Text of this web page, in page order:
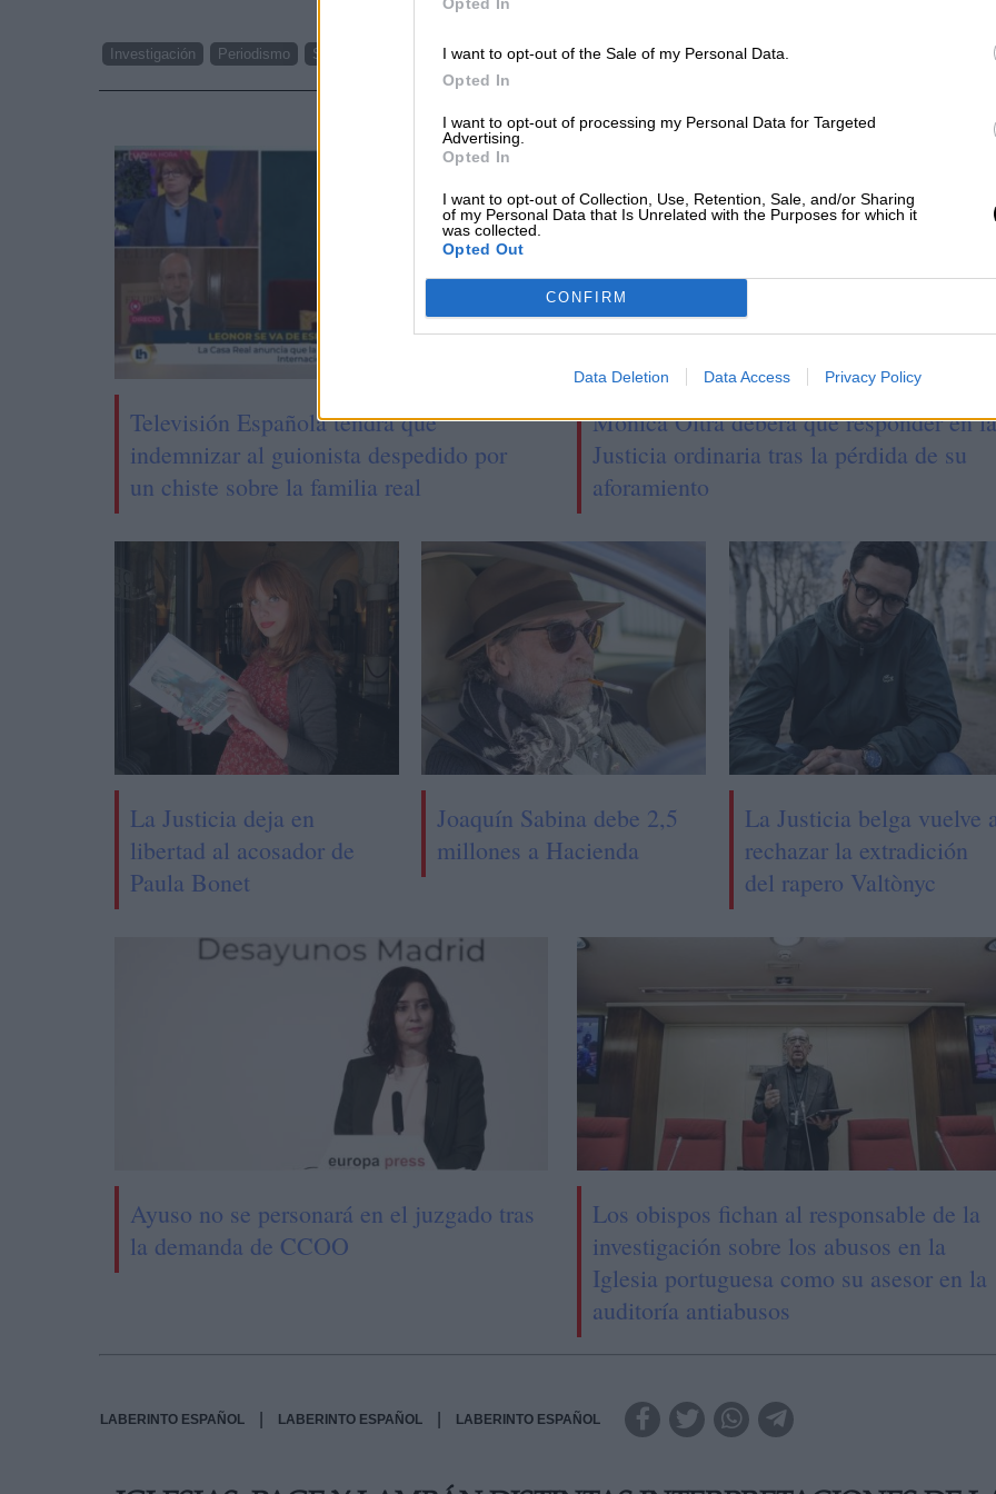
I want to opt-out of the Sale of my Personal Data.
Opted In
I want to opt-out of processing my Personal Data for Targeted
Advertising.
Opted In
I want to opt-out of Collection, Use, Retention, Sale, and/or Sharing
of my Personal Data that Is Unrelated with the Purposes for which it
was collected.
Opted Out
CONFIRM
Data Deletion Data Access Privacy Policy
Investigación Periodismo Secreto Profesional+ Justicia Prensa
NOTICIAS RELACIONADAS
Televisión Española tendrá que
indemnizar al guionista despedido por
un chiste sobre la familia real
Mónica Oltra deberá que responder en la
Justicia ordinaria tras la pérdida de su
aforamiento
La Justicia deja en
libertad al acosador de
Paula Bonet
Joaquín Sabina debe 2,5
millones a Hacienda
La Justicia belga vuelve
rechazar la extradición
del rapero Valtònyc
Ayuso no se personará en el juzgado tras
la demanda de CCOO
Los obispos fichan al responsable de la
investigación sobre los abusos en la
Iglesia portuguesa como su asesor en la
auditoría antiabusos
LABERINTO ESPAÑOL LABERINTO ESPAÑOL LABERINTO ESPAÑOL